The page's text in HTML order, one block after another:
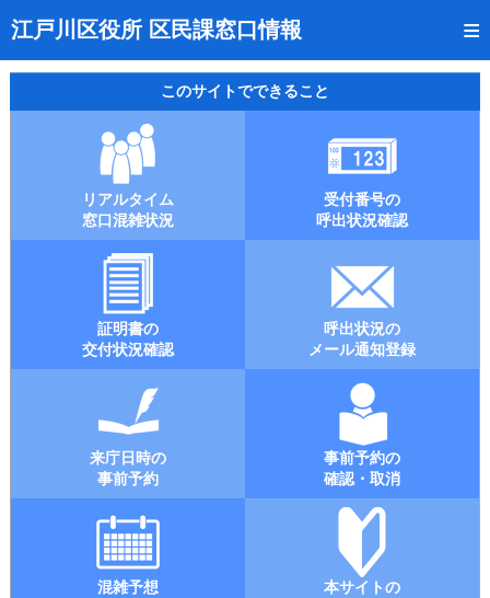
江戸川区役所 区民課窓口情報
トップページ
リアルタイム窓口混雑状況
受付番号の呼出状況確認
証明書の交付状況確認
呼出状況のメール通知登録
来庁日時の事前予約
事前予約の確認・取消
混雑予想カレンダー
本サイトのご利用案内
このサイトでできること
リアルタイム
窓口混雑状況
受付番号の
呼出状況確認
証明書の
交付状況確認
呼出状況の
メール通知登録
来庁日時の
事前予約
事前予約の
確認・取消
混雑予想
本サイトの